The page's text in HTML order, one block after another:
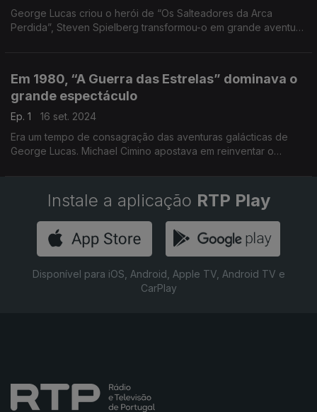
George Lucas criou o herói de “Os Salteadores da Arca
Perdida”, Steven Spielberg transformou-o em grande aventura
Em 1980, “A Guerra das Estrelas” dominava o
grande espectáculo
Ep. 1
16 set. 2024
Era um tempo de consagração das aventuras galácticas de
George Lucas. Michael Cimino apostava em reinventar o
Instale a aplicação RTP Play
Disponível para iOS, Android, Apple TV, Android TV e
CarPlay